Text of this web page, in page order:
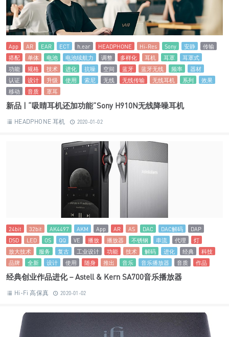
App AR EAR ECT h.ear HEADPHONE Hi-Res Sony 安静
传输
搭配
单体 电池 电池续航力 调整 多样化 耳机 耳罩
耳罩式
功能
规格 技术 进化 抗噪 空间 蓝牙 蓝牙无线 频率
器材
认证
设计 升级 使用 索尼 无线 无线传输 无线耳机 系列
效果
移动
音质 罩耳
新品 | “吸睛耳机还加功能”Sony H910N无线降噪耳机
HEADPHONE 耳机 2020-01-02
24bit 32bit AK4497 AKM App AR AS DAC DAC解码
DAP
DSD
LED OS QQ VE 播放 播放器 不锈钢 串流 代理
灯
放大技术
服务 复古 工业设计 功能 技术 解码 进化 经典
科技
品牌
全新 设计 使用 随身 推出 音乐 音乐播放器 音质 作品
经典创业作品进化－Astell & Kern SA700音乐播放器
Hi-Fi 高保真 2020-01-02